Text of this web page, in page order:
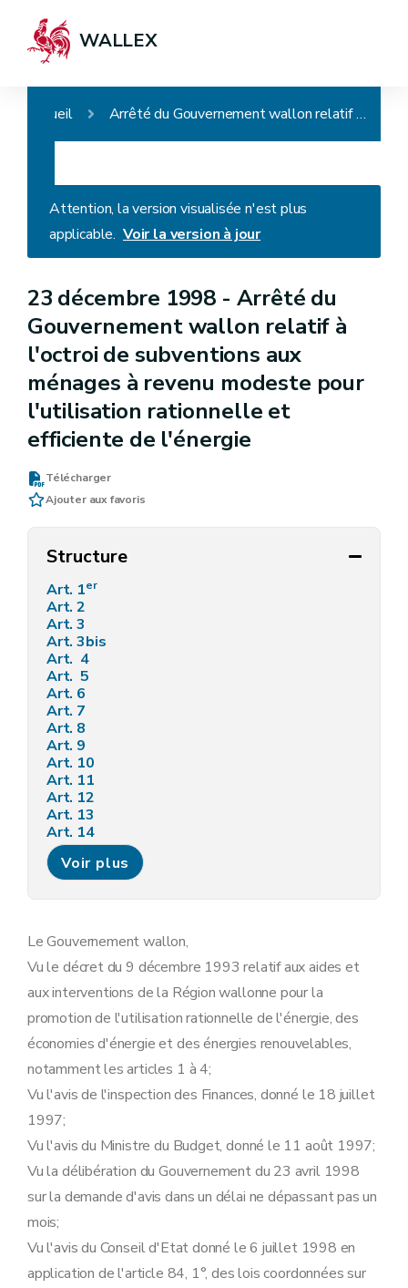
WALLEX
Accueil Arrêté du Gouvernement wallon relatif à l'octroi de subventions aux ménages à revenu modeste pour l'utilisation rationnelle et efficiente de l'énergie
Attention, la version visualisée n'est plus
applicable. Voir la version à jour
23 décembre 1998 - Arrêté du
Gouvernement wallon relatif à
l'octroi de subventions aux
ménages à revenu modeste pour
l'utilisation rationnelle et
efficiente de l'énergie
Télécharger
Ajouter aux favoris
Structure
Art. 1er
Art. 2
Art. 3
Art. 3bis
Art. 4
Art. 5
Art. 6
Art. 7
Art. 8
Art. 9
Art. 10
Art. 11
Art. 12
Art. 13
Art. 14
Annexe I
Annexe 2
Voir plus
Le Gouvernement wallon,
Vu le décret du 9 décembre 1993 relatif aux aides et
aux interventions de la Région wallonne pour la
promotion de l'utilisation rationnelle de l'énergie, des
économies d'énergie et des énergies renouvelables,
notamment les articles 1 à 4;
Vu l'avis de l'inspection des Finances, donné le 18 juillet
1997;
Vu l'avis du Ministre du Budget, donné le 11 août 1997;
Vu la délibération du Gouvernement du 23 avril 1998
sur la demande d'avis dans un délai ne dépassant pas un
mois;
Vu l'avis du Conseil d'Etat donné le 6 juillet 1998 en
application de l'article 84, 1°, des lois coordonnées sur